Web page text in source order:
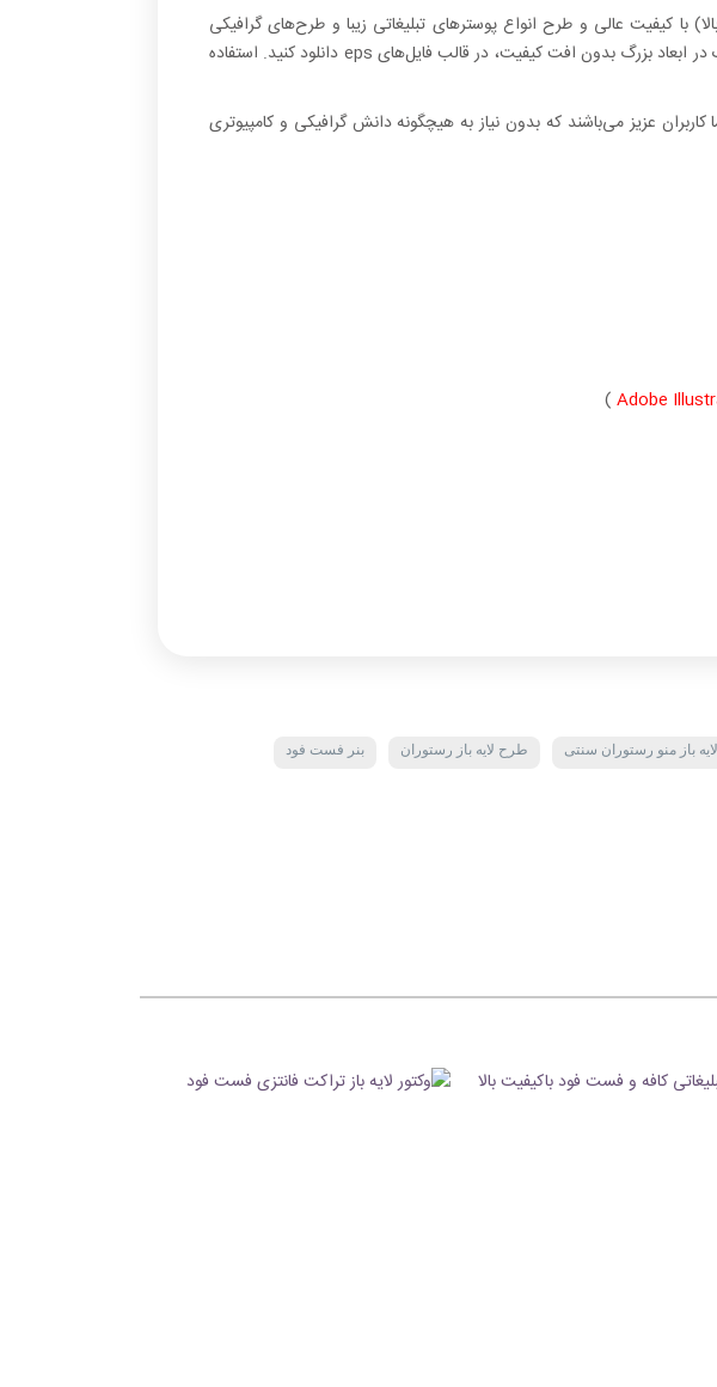
با کیفیت عالی و طرح انواع پوسترهای تبلیغاتی زیبا و طرح‌های گرافیکی
مختلف با کیفیت رنگی را برای طراحی‌های حرفه‌ای مناسب ساخت فیلم، تصاویر تبلیغاتی و موشن گرافیک در ابعاد بزرگ بدون افت کیفیت، در قالب فایل‌های eps دانلود کنید. استفاده
عزیز می‌باشند که بدون نیاز به هیچگونه دانش گرافیکی و کامپیوتری
Adobe
)
باز منو رستوران سنتی طرح لایه باز رستوران بنر فست فود